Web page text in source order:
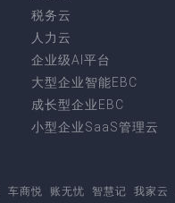
税务云
人力云
企业级AI平台
大型企业智能EBC
成长型企业EBC
小型企业SaaS管理云
车商悦 账无忧 智慧记 我家云